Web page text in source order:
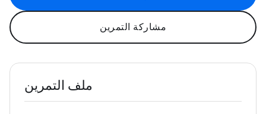
مشاركة التمرين
ملف التمرين